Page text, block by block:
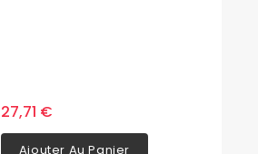
27,71 €
Ajouter Au Panier